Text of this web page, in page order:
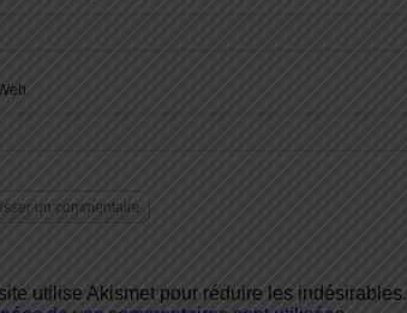
utilise Akismet pour réduire les indésirables.